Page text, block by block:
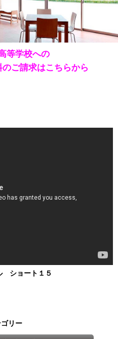
等学校への
ご請求はこちらから
ショート１５
リー